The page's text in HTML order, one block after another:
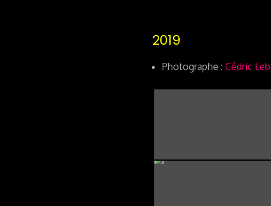
2019
Photographe : Cédric